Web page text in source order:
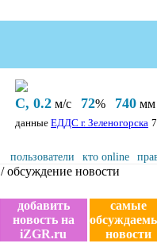
С, 0.2 м/с 72% 740 мм
данные ЕДДС г. Зеленогорска
пользователи кто online
/ обсуждение новости
добавить
новость на
iZGR.ru
самые
новости